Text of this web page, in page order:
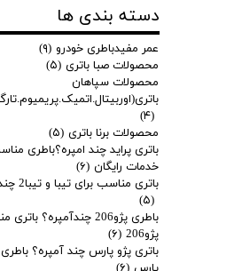
دسته بندی ها
عمر مفیدباطری خودرو (۹)
محصولات صبا باتری (۵)
محصولات سپاهان
(۴)
محصولات برنا باتری (۵)
باتری پراید چند امپره؟باطری
خدمات رایگان (۶)
باتری مناسب برای تیبا و تیبا2 چند آمپره؟
(۵)
باطری پژو206 چندآمپره؟
پژو206
(۶)
باتری پژو پارس چند آمپره؟